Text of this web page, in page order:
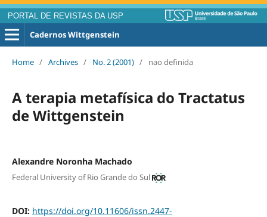
PORTAL DE REVISTAS DA USP
Cadernos Wittgenstein
Home / Archives / No. 2 (2001) / nao definida
A terapia metafísica do Tractatus
de Wittgenstein
Alexandre Noronha Machado
Federal University of Rio Grande do Sul
DOI: https://doi.org/10.11606/issn.2447-